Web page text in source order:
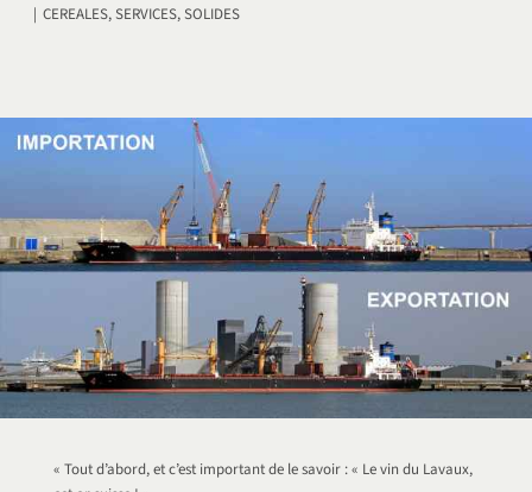
| CEREALES, SERVICES, SOLIDES
« Tout d’abord, et c’est important de le savoir : « Le vin du Lavaux,